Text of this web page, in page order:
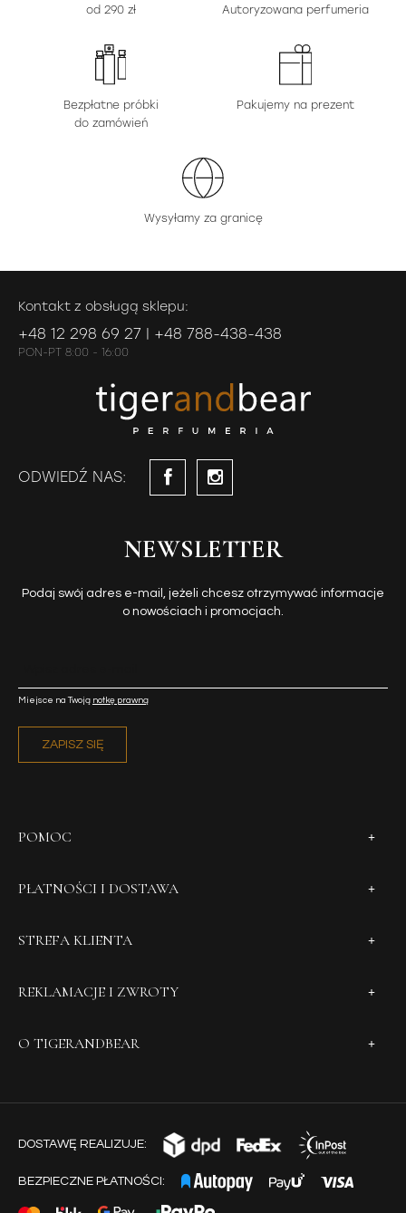
od 290 zł
Autoryzowana perfumeria
Bezpłatne próbki
do zamówień
Pakujemy na prezent
Wysyłamy za granicę
Kontakt z obsługą sklepu:
+48 12 298 69 27 | +48 788-438-438
PON-PT 8:00 - 16:00
ODWIEDŹ NAS:
NEWSLETTER
Podaj swój adres e-mail, jeżeli chcesz otrzymywać informacje
o nowościach i promocjach.
ZAPISZ SIĘ
Miejsce na Twoją notkę prawną
POMOC
PŁATNOŚCI I DOSTAWA
STREFA KLIENTA
REKLAMACJE I ZWROTY
O TIGERANDBEAR
DOSTAWĘ REALIZUJE:
BEZPIECZNE PŁATNOŚCI: